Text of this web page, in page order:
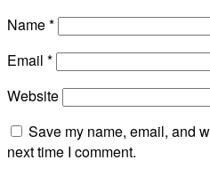
Name*
Email *
Website
Save my name, email, and
next time I comment.